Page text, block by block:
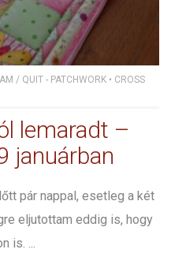
/ QUIT - PATCHWORK • CROSS
lemaradt –
januárban
pár nappal, esetleg a két
eljutottam eddig is, hogy
is. ...